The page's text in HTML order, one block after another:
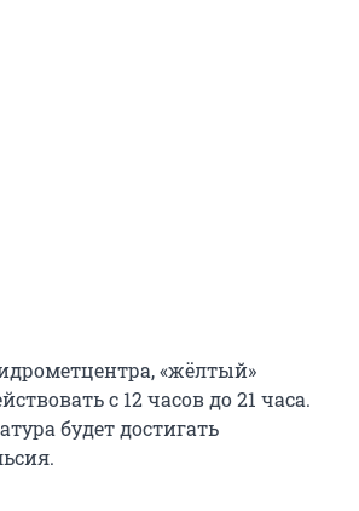
«жёлтый»
с 12 часовдо21 часа.
будет достигать